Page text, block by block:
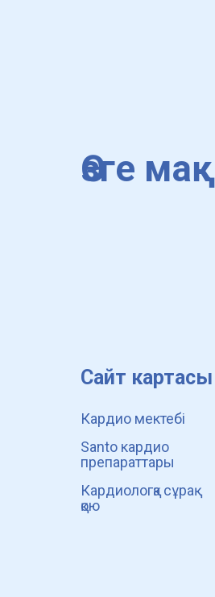
Өзге
Сайт картасы
Кардио мектебі
Santo кардио
препараттары
Кардиологқа сұрақ
қою